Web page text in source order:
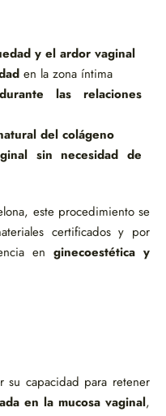
y el ardor vaginal
en la zona íntima
las relaciones
del colágeno
sin necesidad de
este procedimiento se
certificados y por
en ginecoestética y
su capacidad para retener
en la mucosa vaginal,